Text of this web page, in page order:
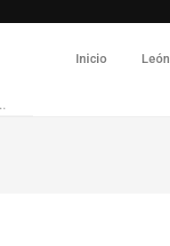
Inicio León